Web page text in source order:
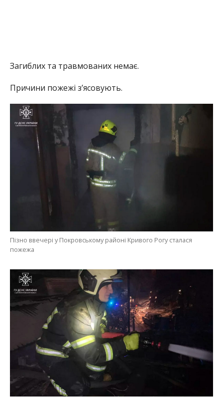
Загиблих та травмованих немає.
Причини пожежі з’ясовують.
Пізно ввечері у Покровському районі Кривого Рогу сталася
пожежа